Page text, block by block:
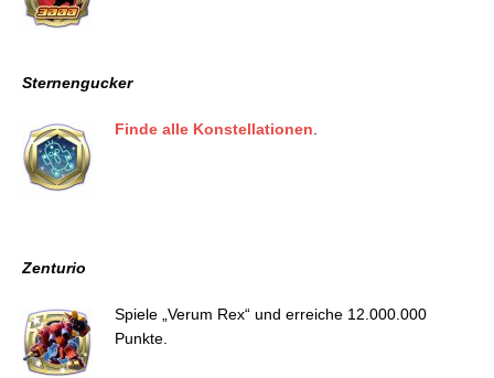
Sternengucker
Finde alle Konstellationen
Zenturio
Spiele „Verum Rex“ und erreiche 12.000.000
Punkte.